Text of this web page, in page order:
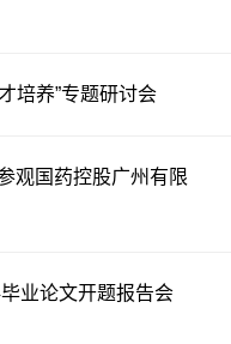
培养”专题研讨会
观国药控股广州有限
业论文开题报告会